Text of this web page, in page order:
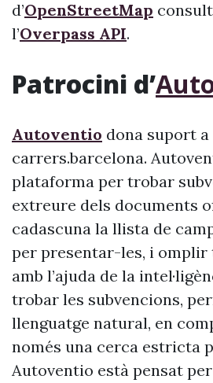
d’OpenStreetMap
l’Overpass API.
Patrocini d’
Autoventio dona suport a
carrers.barcelona.
plataforma per trobar
extreure dels documents
cadascuna la llista de
per presentar-les, i omplir
amb l’ajuda de la
trobar les subvencions,
llenguatge natural, en
només una cerca estricta
Autoventio està pensat